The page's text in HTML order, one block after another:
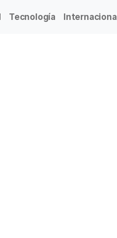
Tecnología Internacional